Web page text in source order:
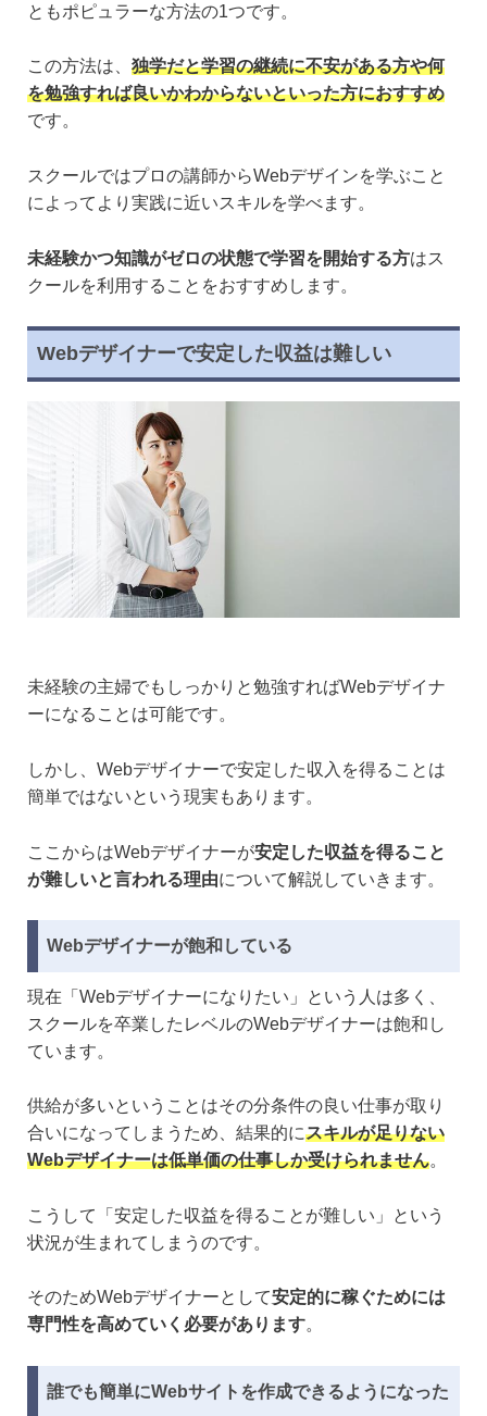
ともポピュラーな方法の1つです。
この方法は、 独学だと学習の継続に不安がある方や何
を勉強すれば良いかわからないといった方におすすめ
です。
スクールではプロの講師からWebデザインを学ぶこと
によってより実践に近いスキルを学べます。
未経験かつ知識がゼロの状態で学習を開始する方はス
クールを利用することをおすすめします。
Webデザイナーで安定した収益は難しい
未経験の主婦でもしっかりと勉強すればWebデザイナ
ーになることは可能です。
しかし、Webデザイナーで安定した収入を得ることは
簡単ではないという現実もあります。
ここからはWebデザイナーが安定した収益を得ること
が難しいと言われる理由について解説していきます。
Webデザイナーが飽和している
現在「Webデザイナーになりたい」という人は多く、
スクールを卒業したレベルのWebデザイナーは飽和し
ています。
供給が多いということはその分条件の良い仕事が取り
合いになってしまうため、結果的にスキルが足りない
Webデザイナーは低単価の仕事しか受けられません。
こうして「安定した収益を得ることが難しい」という
状況が生まれてしまうのです。
そのためWebデザイナーとして安定的に稼ぐためには
専門性を高めていく必要があります。
誰でも簡単にWebサイトを作成できるようになった